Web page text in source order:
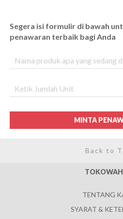
Segera isi formulir di bawah
penawaran terbaik bagi Anda
MINTA
Back to
TENTANG
SYARAT &